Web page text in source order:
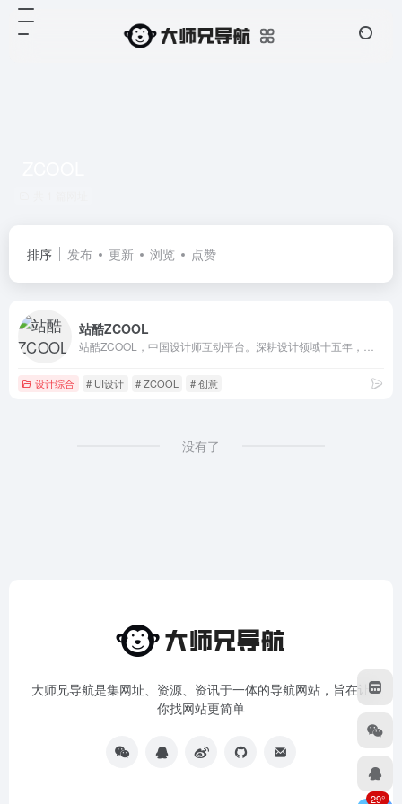
排序 发布 更新 浏览 点赞
站酷ZCOOL
设计综合 # UI设计 # ZCOOL # 创意
没有了
大师兄导航是集网址、资源、资讯于一体的导航网站，旨在让
你找网站更简单
29°